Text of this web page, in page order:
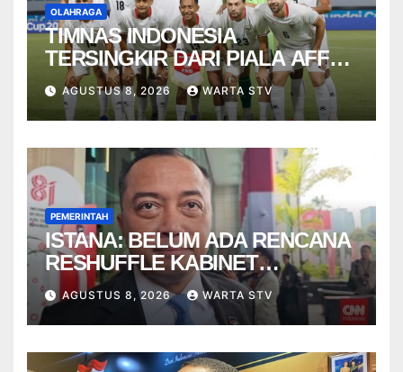
OLAHRAGA
TIMNAS INDONESIA
TERSINGKIR DARI PIALA AFF
2026
AGUSTUS 8, 2026 WARTA STV
PEMERINTAH
ISTANA: BELUM ADA RENCANA
RESHUFFLE KABINET
AGUSTUS
AGUSTUS 8, 2026 WARTA STV